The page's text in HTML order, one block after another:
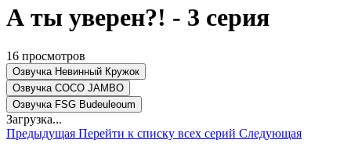
А ты уверен?! - 3 серия
16 просмотров
Озвучка Невинный Кружок
Озвучка COCO JAMBO
Озвучка FSG Budeuleoum
Загрузка...
Предыдущая Перейти к списку всех серий Следующая